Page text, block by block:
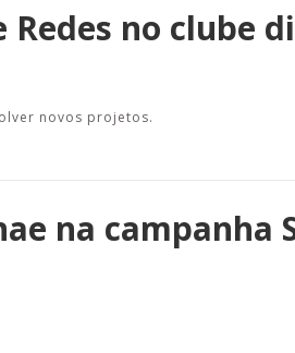
no clube
novos projetos.
na campanha